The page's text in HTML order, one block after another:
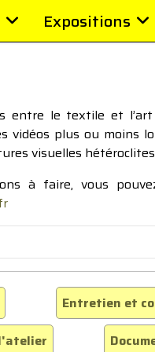
Expositions
entre le textile et
vidéos plus ou moins
visuelles
à faire, vous
Entretien et